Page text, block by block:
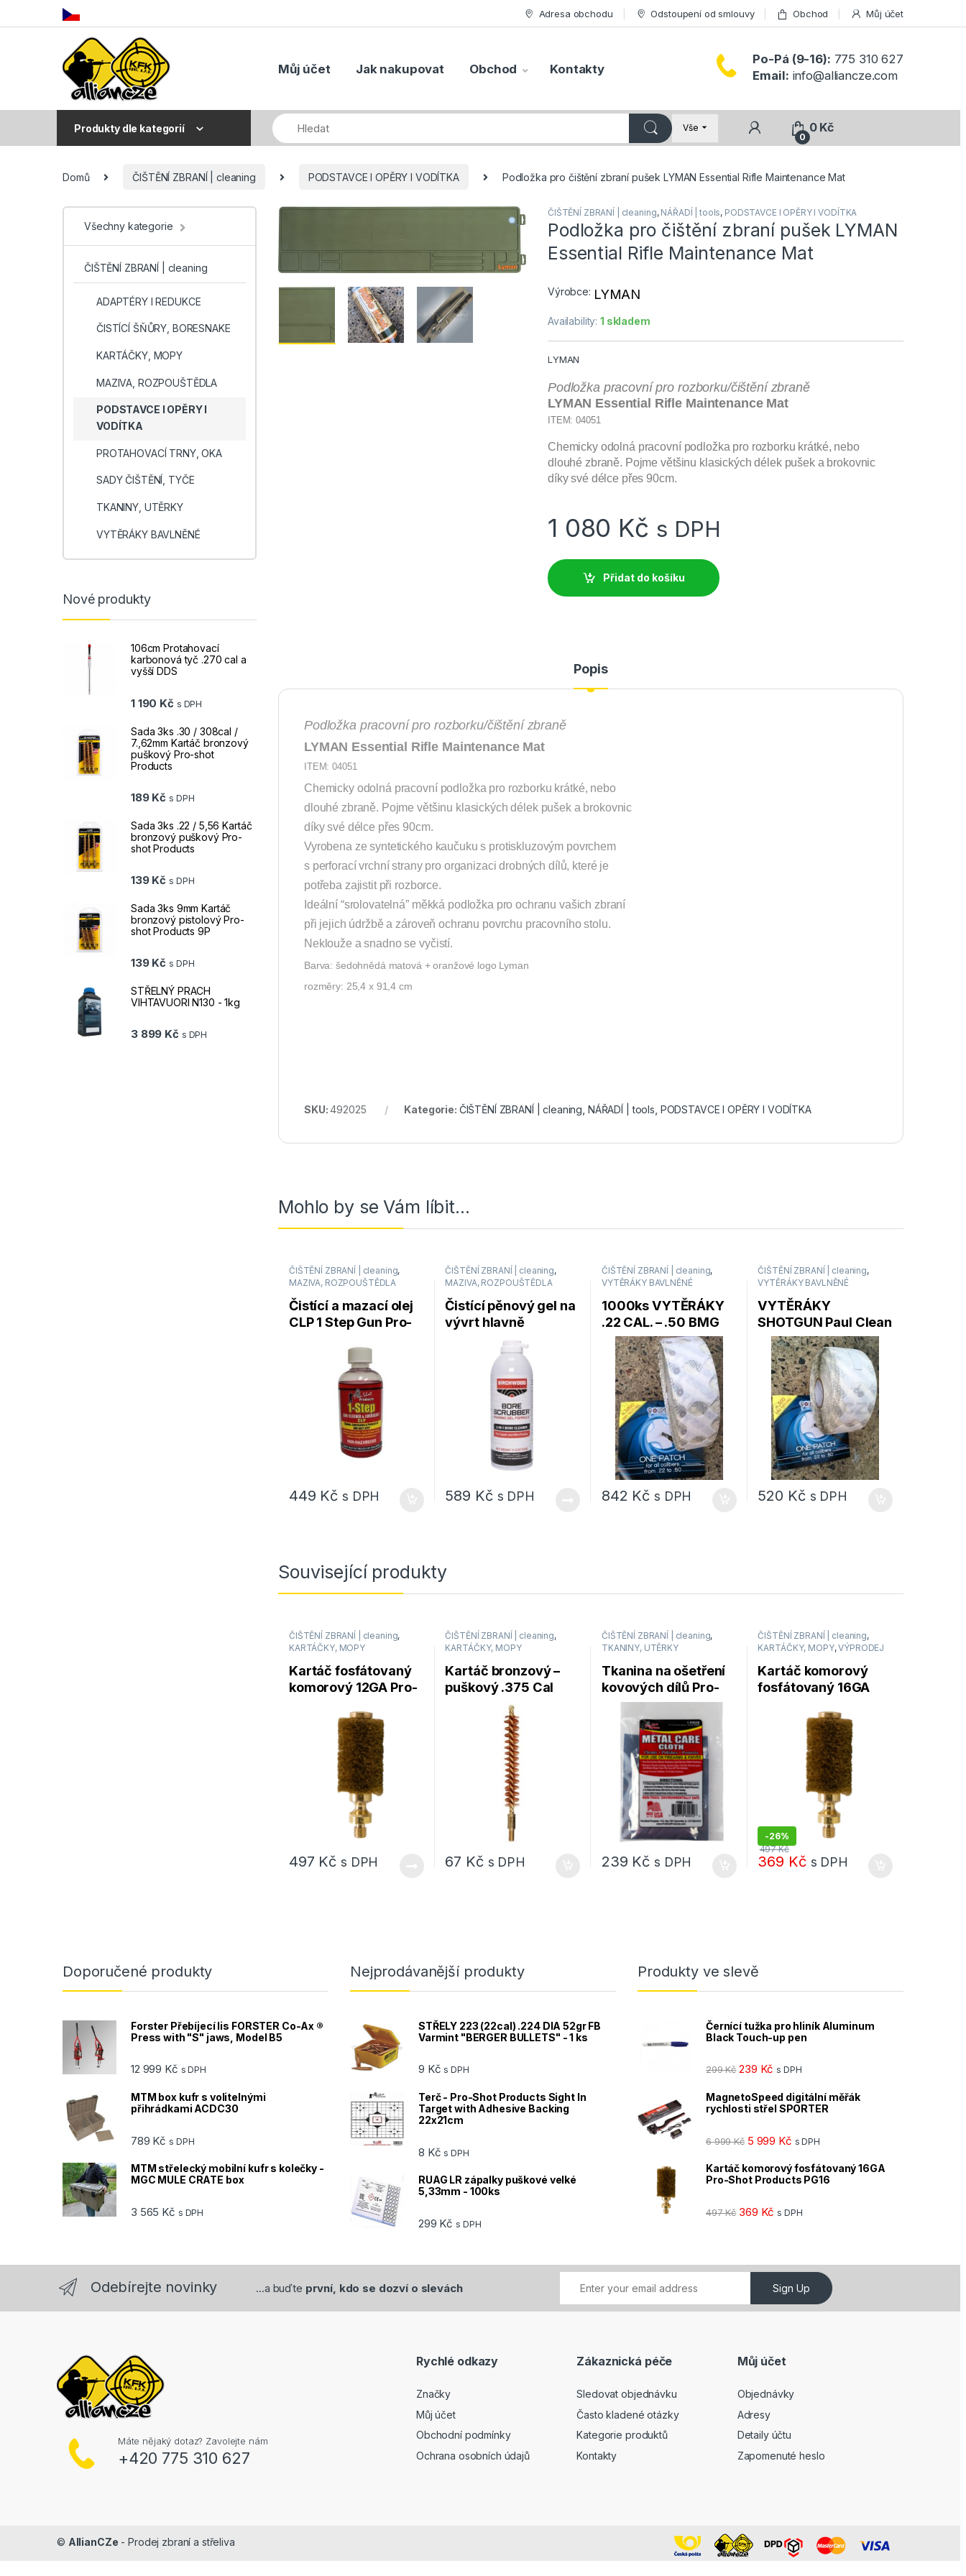
Skip to navigation
Skip to content Adresa obchodu Odstoupení od smlouvy Obchod Můj účet
Můj účet Jak nakupovat Obchod Kontakty
Po-Pá (9-16): 775 310 627
Email: info@alliancze.com
Produkty dle kategorií
Vše
0
0 Kč
Domů ČIŠTĚNÍ ZBRANÍ | cleaning PODSTAVCE I OPĚRY I VODÍTKA Podložka pro čištění zbraní pušek LYMAN Essential Rifle Maintenance Mat
ČIŠTĚNÍ ZBRANÍ | cleaning, NÁŘADÍ | tools, PODSTAVCE I OPĚRY I VODÍTKA
Podložka pro čištění zbraní pušek LYMAN
Essential Rifle Maintenance Mat
Výrobce: LYMAN
Availability:1 skladem
LYMAN
Podložka pracovní pro rozborku/čištění zbraně
LYMAN Essential Rifle Maintenance Mat
ITEM: 04051
Chemicky odolná pracovní podložka pro rozborku krátké, nebo
dlouhé zbraně. Pojme většinu klasických délek pušek a brokovnic
díky své délce přes 90cm.
1 080 Kč s DPH
Přidat do košíku
Popis
Podložka pracovní pro rozborku/čištění zbraně
LYMAN Essential Rifle Maintenance Mat
ITEM: 04051
Chemicky odolná pracovní podložka pro rozborku krátké, nebo
dlouhé zbraně. Pojme většinu klasických délek pušek a brokovnic
díky své délce přes 90cm.
Vyrobena ze syntetického kaučuku s protiskluzovým povrchem
s perforací vrchní strany pro organizaci drobných dílů, které je
potřeba zajistit při rozborce.
Ideální “srolovatelná” měkká podložka pro ochranu vašich zbraní
při jejich údržbě a zároveň ochranu povrchu pracovního stolu.
Neklouže a snadno se vyčistí.
Barva: šedohnědá matová + oranžové logo Lyman
rozměry: 25,4 x 91,4 cm
SKU:492025 Kategorie: ČIŠTĚNÍ ZBRANÍ | cleaning NÁŘADÍ | tools PODSTAVCE I OPĚRY I VODÍTKA
Mohlo by se Vám líbit…
ČIŠTĚNÍ ZBRANÍ | cleaning,
MAZIVA, ROZPOUŠTĚDLA
Čistící a mazací olej
CLP 1 Step Gun Pro-
449 Kč s DPH
ČIŠTĚNÍ ZBRANÍ | cleaning,
MAZIVA, ROZPOUŠTĚDLA
Čistící pěnový gel na
vývrt hlavně
Birchwood Casey
Bore Scrubber® gel –
589 Kč s DPH
ČIŠTĚNÍ ZBRANÍ | cleaning,
VYTĚRÁKY BAVLNĚNÉ
1000ks VYTĚRÁKY
.22 CAL. – .50 BMG
Paul Clean
Rollpatch®1000pcs
842 Kč s DPH
ČIŠTĚNÍ ZBRANÍ | cleaning,
VYTĚRÁKY BAVLNĚNÉ
VYTĚRÁKY
SHOTGUN Paul Clean
pro brokovnice
Rollpatch® 500 ks
520 Kč s DPH
Související produkty
ČIŠTĚNÍ ZBRANÍ | cleaning,
KARTÁČKY, MOPY
Kartáč fosfátovaný
komorový 12GA Pro-
497 Kč s DPH
ČIŠTĚNÍ ZBRANÍ | cleaning,
KARTÁČKY, MOPY
Kartáč bronzový –
puškový .375 Cal
Pro-Shot Products
67 Kč s DPH
ČIŠTĚNÍ ZBRANÍ | cleaning,
TKANINY, UTĚRKY
Tkanina na ošetření
kovových dílů Pro-
Shot Products
METAL CARE CLOTH
239 Kč s DPH
ČIŠTĚNÍ ZBRANÍ | cleaning,
KARTÁČKY, MOPY,VÝPRODEJ
Kartáč komorový
fosfátovaný 16GA
-26%
497Kč
369 Kč s DPH
Všechny kategorie
ČIŠTĚNÍ ZBRANÍ | cleaning
ADAPTÉRY I REDUKCE
ČISTÍCÍ ŠŇŮRY, BORESNAKE
KARTÁČKY, MOPY
MAZIVA, ROZPOUŠTĚDLA
PODSTAVCE I OPĚRY I
VODÍTKA
PROTAHOVACÍ TRNY, OKA
SADY ČIŠTĚNÍ, TYČE
TKANINY, UTĚRKY
VYTĚRÁKY BAVLNĚNÉ
Nové produkty
106cm Protahovací
karbonová tyč .270 cal a
vyšší DDS
1 190 Kč s DPH
Sada 3ks .30 / 308cal /
7.,62mm Kartáč bronzový
puškový Pro-shot
Products
189 Kč s DPH
Sada 3ks .22 / 5,56 Kartáč
bronzový puškový Pro-
shot Products
139 Kč s DPH
Sada 3ks 9mm Kartáč
bronzový pistolový Pro-
shot Products 9P
139 Kč s DPH
STŘELNÝ PRACH
VIHTAVUORI N130 - 1kg
3 899 Kč s DPH
Doporučené produkty
Forster Přebíjecí lis FORSTER Co-Ax ®
Press with "S" jaws, Model B5
12 999 Kč s DPH
MTM box kufr s volitelnými
přihrádkami ACDC30
789 Kč s DPH
MTM střelecký mobilní kufr s kolečky -
MGC MULE CRATE box
3 565 Kč s DPH
Nejprodávanější produkty
STŘELY 223 (22cal) .224 DIA 52gr FB
Varmint "BERGER BULLETS" - 1 ks
9 Kč s DPH
Terč - Pro-Shot Products Sight In
Target with Adhesive Backing
22x21cm
8 Kč s DPH
RUAG LR zápalky puškové velké
5,33mm - 100ks
299 Kč s DPH
Produkty ve slevě
Černící tužka pro hliník Aluminum
Black Touch-up pen
299Kč 239 Kč s DPH
MagnetoSpeed digitální měřák
rychlosti střel SPORTER
6 999Kč 5 999 Kč s DPH
Kartáč komorový fosfátovaný 16GA
Pro-Shot Products PG16
497Kč 369 Kč s DPH
Odebírejte novinky ...a buďte první, kdo se dozví o slevách Sign Up
Máte nějaký dotaz? Zavolejte nám
+420 775 310 627
Rychlé odkazy
Značky
Můj účet
Obchodní podmínky
Ochrana osobních údajů
Zákaznická péče
Sledovat objednávku
Často kladené otázky
Kategorie produktů
Kontakty
Můj účet
Objednávky
Adresy
Detaily účtu
Zapomenuté heslo
© AllianCZe - Prodej zbraní a střeliva